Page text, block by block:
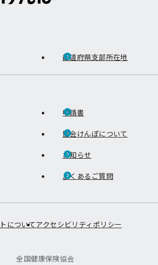
都道府県支部所在地
申請書
協会けんぽについて
お知らせ
よくあるご質問
についてアクセシビリティポリシー
全国健康保険協会